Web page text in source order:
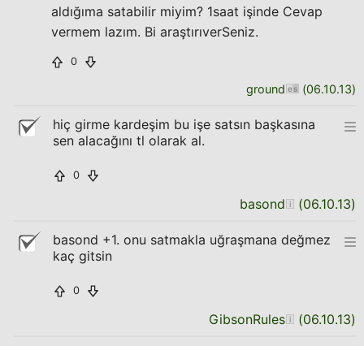
aldığıma satabilir miyim? 1saat işinde Cevap
vermem lazım. Bi araştırıverSeniz.
0
ground (06.10.13)
hiç girme kardeşim bu işe satsın başkasına
sen alacağını tl olarak al.
0
basond (06.10.13)
basond +1. onu satmakla uğraşmana değmez
kaç gitsin
0
GibsonRules (06.10.13)